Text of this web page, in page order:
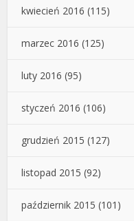
kwiecień 2016 (115)
marzec 2016 (125)
luty 2016 (95)
styczeń 2016 (106)
grudzień 2015 (127)
listopad 2015 (92)
październik 2015 (101)